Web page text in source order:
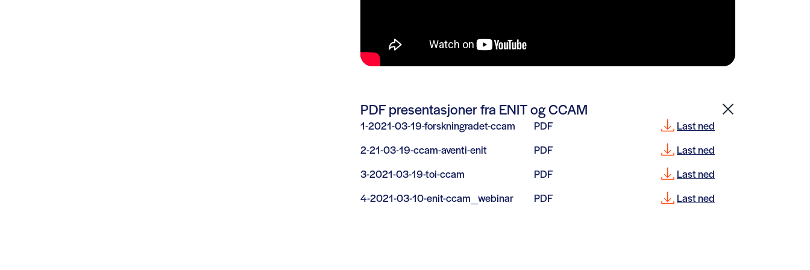
PDF presentasjoner fra ENIT og CCAM
1-2021-03-19-forskningradet-ccam PDF
Last ned
2-21-03-19-ccam-aventi-enit
PDF
Last ned
3-2021-03-19-toi-ccam
PDF
Last ned
4-2021-03-10-enit-ccam_webinar
PDF Last ned